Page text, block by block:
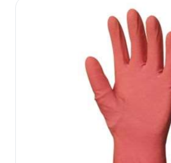
Confort intérieur, grainage
Sachet de 12 paires.
144 paires / carton soit 12 sachets /